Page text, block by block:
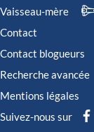
Vaisseau-mère
Contact
Contact blogueurs
Recherche avancée
Mentions légales
Suivez-nous sur